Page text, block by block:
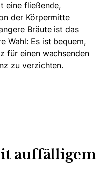
eine fließende,
der Körpermitte
Bräute ist das
Wahl: Es ist bequem,
für einen wachsenden
zu verzichten.
auffälligem